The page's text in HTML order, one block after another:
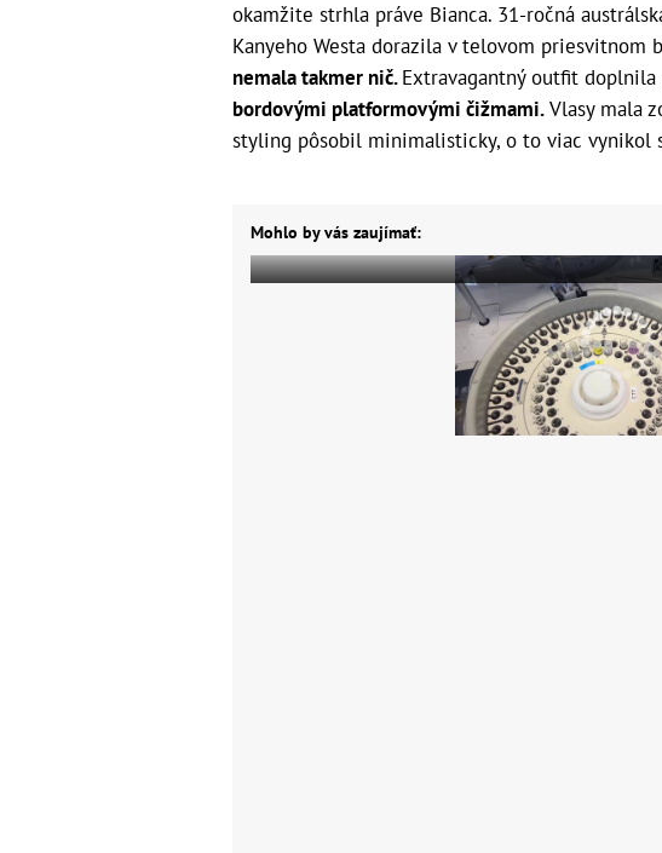
okamžite strhla práve Bianca. 31-ročná
Kanyeho Westa dorazila v telovom priesvitnom
nemala takmer nič.Extravagantný outfit doplnila
bordovými platformovými čižmami.Vlasy mala
styling pôsobil minimalisticky, o to viac vynikol
Mohlo by vás zaujímať: